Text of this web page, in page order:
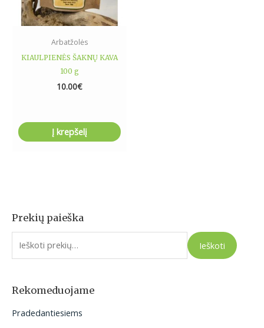
Prekių paieška
I
e
o
Ieškoti
Rekomeduojame
Pradedantiesiems
Arbatžolės
KIAULPIENĖS ŠAKNŲ KAVA
100 g
10.00€
Į krepšelį